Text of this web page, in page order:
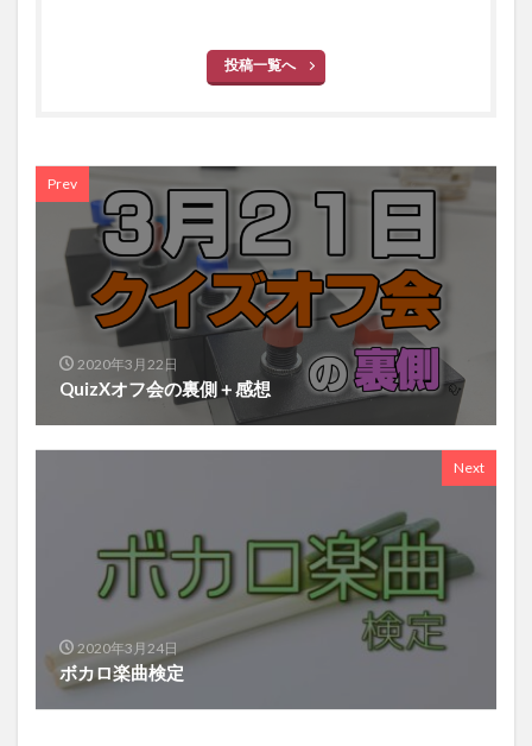
投稿一覧へ
Prev
2020年3月22日
QuizXオフ会の裏側＋感想
Next
2020年3月24日
ボカロ楽曲検定